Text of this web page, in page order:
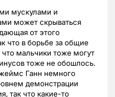
мускулами и
может скрываться
от этого
что в борьбе за общие
что мальчики тоже могут
тоже не обошлось.
Ганн немного
демонстрации
так что какие-то